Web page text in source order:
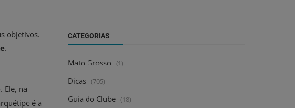
objetivos.
.
Ele, na
é a
CATEGORIAS
Mato Grosso (1)
Dicas (705)
Guia do Clube (18)